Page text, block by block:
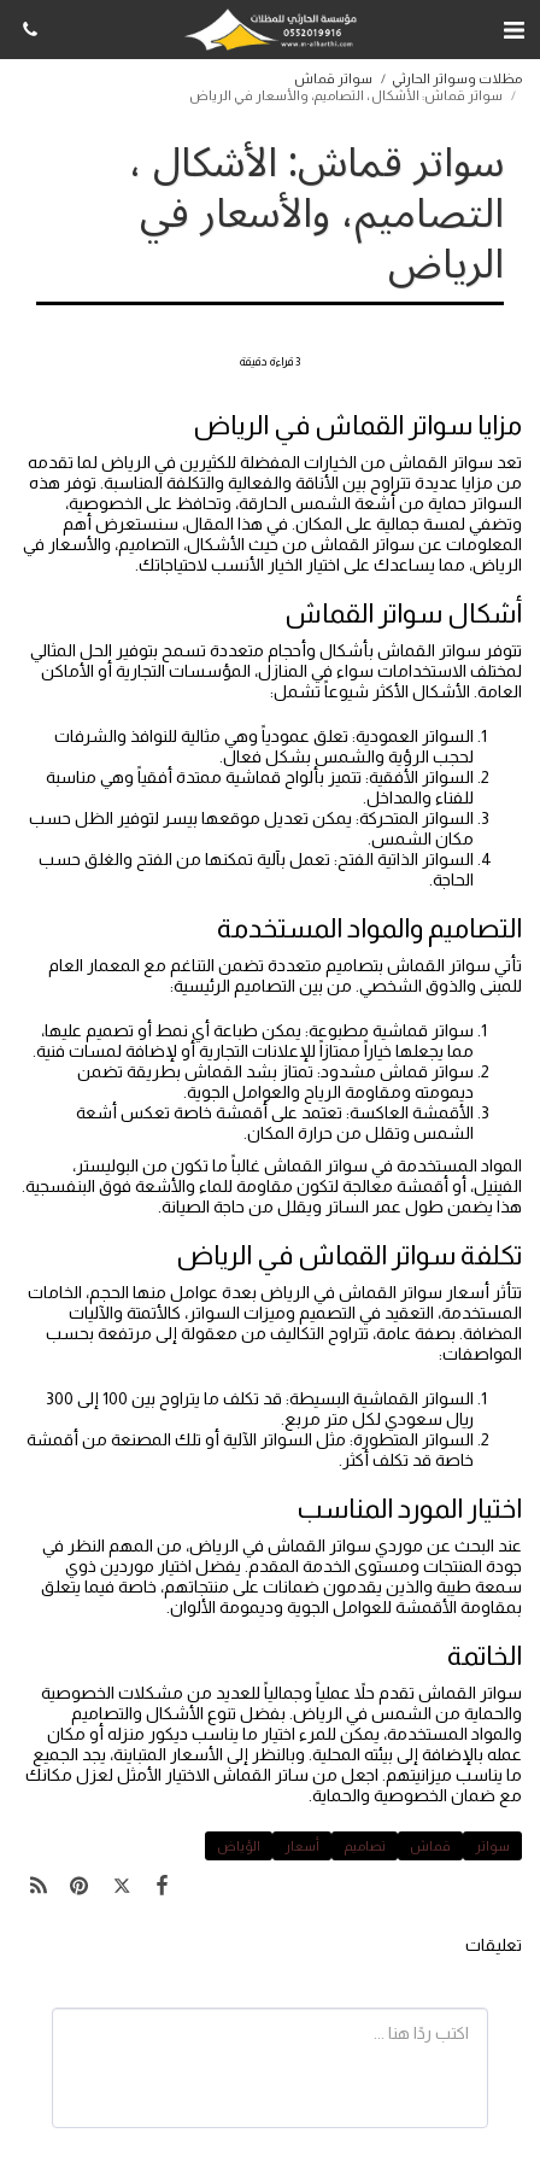
مظلات وسواتر الحارثي
سواتر قماش
سواتر قماش: الأشكال ، التصاميم، والأسعار في الرياض
سواتر قماش: الأشكال ،
التصاميم، والأسعار في
الرياض
3 قراءة دقيقة
مزايا سواتر القماش في الرياض
تعد سواتر القماش من الخيارات المفضلة للكثيرين في الرياض لما تقدمه
من مزايا عديدة تتراوح بين الأناقة والفعالية والتكلفة المناسبة. توفر هذه
السواتر حماية من أشعة الشمس الحارقة، وتحافظ على الخصوصية،
وتضفي لمسة جمالية على المكان. في هذا المقال، سنستعرض أهم
المعلومات عن سواتر القماش من حيث الأشكال، التصاميم، والأسعار في
الرياض، مما يساعدك على اختيار الخيار الأنسب لاحتياجاتك.
أشكال سواتر القماش
تتوفر سواتر القماش بأشكال وأحجام متعددة تسمح بتوفير الحل المثالي
لمختلف الاستخدامات سواء في المنازل، المؤسسات التجارية أو الأماكن
العامة. الأشكال الأكثر شيوعاً تشمل:
السواتر العمودية: تعلق عمودياً وهي مثالية للنوافذ والشرفات
لحجب الرؤية والشمس بشكل فعال.
السواتر الأفقية: تتميز بألواح قماشية ممتدة أفقياً وهي مناسبة
للفناء والمداخل.
السواتر المتحركة: يمكن تعديل موقعها بيسر لتوفير الظل حسب
مكان الشمس.
السواتر الذاتية الفتح: تعمل بآلية تمكنها من الفتح والغلق حسب
الحاجة.
التصاميم والمواد المستخدمة
تأتي سواتر القماش بتصاميم متعددة تضمن التناغم مع المعمار العام
للمبنى والذوق الشخصي. من بين التصاميم الرئيسية:
سواتر قماشية مطبوعة: يمكن طباعة أي نمط أو تصميم عليها،
مما يجعلها خياراً ممتازاً للإعلانات التجارية أو لإضافة لمسات فنية.
سواتر قماش مشدود: تمتاز بشد القماش بطريقة تضمن
ديمومته ومقاومة الرياح والعوامل الجوية.
الأقمشة العاكسة: تعتمد على أقمشة خاصة تعكس أشعة
الشمس وتقلل من حرارة المكان.
المواد المستخدمة في سواتر القماش غالباً ما تكون من البوليستر،
الفينيل، أو أقمشة معالجة لتكون مقاومة للماء والأشعة فوق البنفسجية.
هذا يضمن طول عمر الساتر ويقلل من حاجة الصيانة.
تكلفة سواتر القماش في الرياض
تتأثر أسعار سواتر القماش في الرياض بعدة عوامل منها الحجم، الخامات
المستخدمة، التعقيد في التصميم وميزات السواتر، كالأتمتة والآليات
المضافة. بصفة عامة، تتراوح التكاليف من معقولة إلى مرتفعة بحسب
المواصفات:
السواتر القماشية البسيطة: قد تكلف ما يتراوح بين 100 إلى 300
ريال سعودي لكل متر مربع.
السواتر المتطورة: مثل السواتر الآلية أو تلك المصنعة من أقمشة
خاصة قد تكلف أكثر.
اختيار المورد المناسب
عند البحث عن موردي سواتر القماش في الرياض، من المهم النظر في
جودة المنتجات ومستوى الخدمة المقدم. يفضل اختيار موردين ذوي
سمعة طيبة والذين يقدمون ضمانات على منتجاتهم، خاصة فيما يتعلق
بمقاومة الأقمشة للعوامل الجوية وديمومة الألوان.
الخاتمة
سواتر القماش تقدم حلاً عملياً وجمالياً للعديد من مشكلات الخصوصية
والحماية من الشمس في الرياض. بفضل تنوع الأشكال والتصاميم
والمواد المستخدمة، يمكن للمرء اختيار ما يناسب ديكور منزله أو مكان
عمله بالإضافة إلى بيئته المحلية. وبالنظر إلى الأسعار المتباينة، يجد الجميع
ما يناسب ميزانيتهم. اجعل من ساتر القماش الاختيار الأمثل لعزل مكانك
مع ضمان الخصوصية والحماية.
سواتر قماش تصاميم أسعار الؤياض
تعليقات